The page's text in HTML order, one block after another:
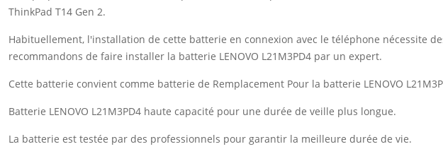
ThinkPad T14 Gen 2.
Habituellement, l'installation de cette batterie en connexion avec le téléphone nécessite
recommandons de faire installer la batterie LENOVO L21M3PD4 par un expert.
Cette batterie convient comme batterie de Remplacement Pour la batterie LENOVO
Batterie LENOVO L21M3PD4 haute capacité pour une durée de veille plus longue.
La batterie est testée par des professionnels pour garantir la meilleure durée de vie.